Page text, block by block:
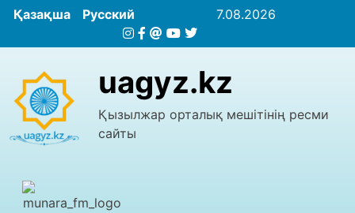
Қазақша Русский 7.08.2026
uagyz.kz
Қызылжар орталық мешітінің ресми
сайты